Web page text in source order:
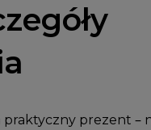
prezent –